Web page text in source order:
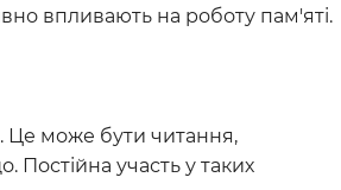
впливають на роботу пам'яті.
Це може бути читання,
Постійна участь у таких